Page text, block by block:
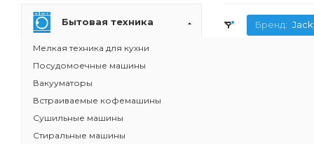
Бренд:
Бытовая техника
Мелкая техника для кухни
Посудомоечные машины
Вакууматоры
Встраиваемые кофемашины
Сушильные машины
Стиральные машины